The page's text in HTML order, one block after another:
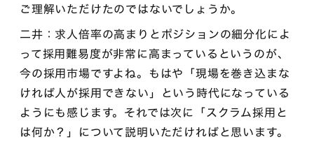
ご理解いただけたのではないでしょうか。
二井：求人倍率の高まりとポジションの細分化によ
って採用難易度が非常に高まっているというのが、
今の採用市場ですよね。もはや「現場を巻き込まな
ければ人が採用できない」という時代になっている
ようにも感じます。それでは次に「スクラム採用と
は何か？」について説明いただければと思います。